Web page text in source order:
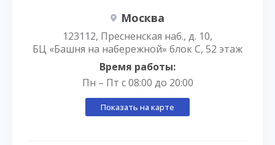
Москва
123112, Пресненская наб., д. 10,
БЦ «Башня на набережной» блок С, 52 этаж
Время работы:
Пн – Пт с 08:00 до 20:00
Показать на карте